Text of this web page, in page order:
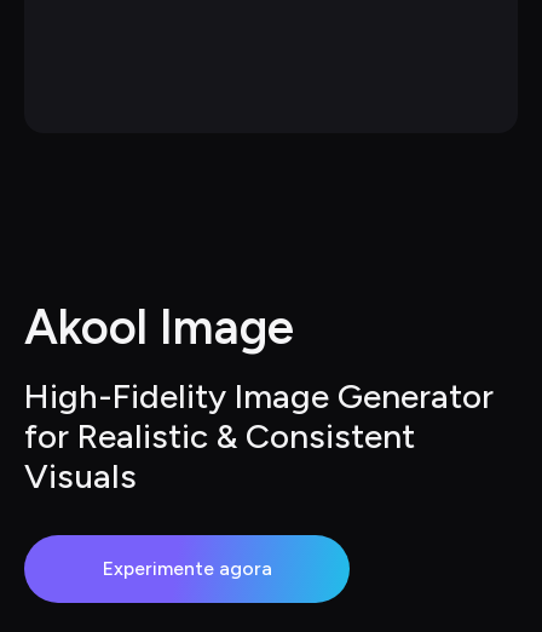
Akool Image
High-Fidelity Image Generator
for Realistic & Consistent
Visuals
Experimente agora